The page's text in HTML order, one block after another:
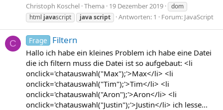
Christoph Koschel Thema 19 Dezember 2019
dom
html javascript javascript Antworten: 1 Forum: JavaScript
C Frage Filtern
Hallo ich habe ein kleines Problem ich habe eine Datei
die ich filtern muss die Datei ist so aufgebaut: <li
onclick='chatauswahl("Max");'>Max</li> <li
onclick='chatauswahl("Tim");'>Tim</li> <li
onclick='chatauswahl("Aron");'>Aron</li> <li
onclick='chatauswahl("Justin");'>Justin</li> ich lesse...